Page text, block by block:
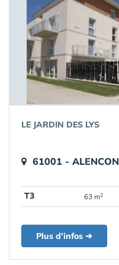
LE JARDIN DES LYS
61001 - ALENCON
T3 63 m2
Plus d'infos ➔